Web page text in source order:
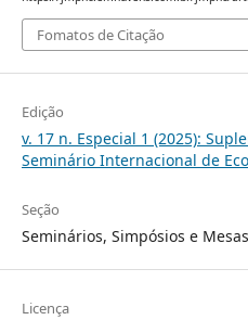
Fomatos de Citação
Edição
v. 17 n. Especial 1 (2025):
Seminário Internacional de
Seção
Seminários, Simpósios e
Licença